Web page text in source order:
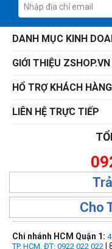
DANH MỤC KINH
GIỚI THIỆU ZSHOP.VN
HỔ TRỢ KHÁCH HÀNG
LIÊN HỆ TRỰC TIẾP
Cho
Chi nhánh HCM Quận 1:
TP. HCM. ĐT: 0922 022 022 |